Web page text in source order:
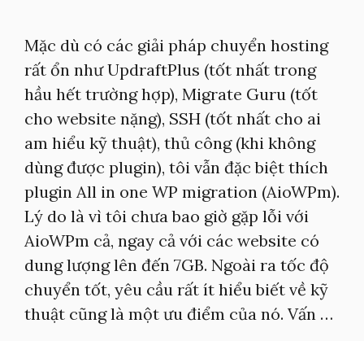
Mặc dù có các giải pháp chuyển hosting
rất ổn như UpdraftPlus (tốt nhất trong
hầu hết trường hợp), Migrate Guru (tốt
cho website nặng), SSH (tốt nhất cho ai
am hiểu kỹ thuật), thủ công (khi không
dùng được plugin), tôi vẫn đặc biệt thích
plugin All in one WP migration (AioWPm).
Lý do là vì tôi chưa bao giờ gặp lỗi với
AioWPm cả, ngay cả với các website có
dung lượng lên đến 7GB. Ngoài ra tốc độ
chuyển tốt, yêu cầu rất ít hiểu biết về kỹ
thuật cũng là một ưu điểm của nó. Vấn …